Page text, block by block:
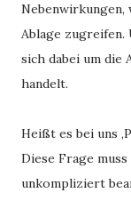
Nebenwirkungen,
Ablage zugreifen.
sich dabei um die
handelt.
Heißt es bei uns
Diese Frage
unkompliziert